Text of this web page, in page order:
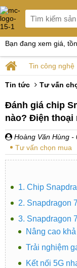
Bạn đang xem giá,
Tin công nghệ
Tin tức Tư vấn
Đánh giá chip
nào? Điện
Hoàng Văn Hùng -
Tư vấn chọn mua
1. Chip
2. Snapdragon
3. Snapdragon
Nâng cao
Trải nghiệm
Kết nối 5G